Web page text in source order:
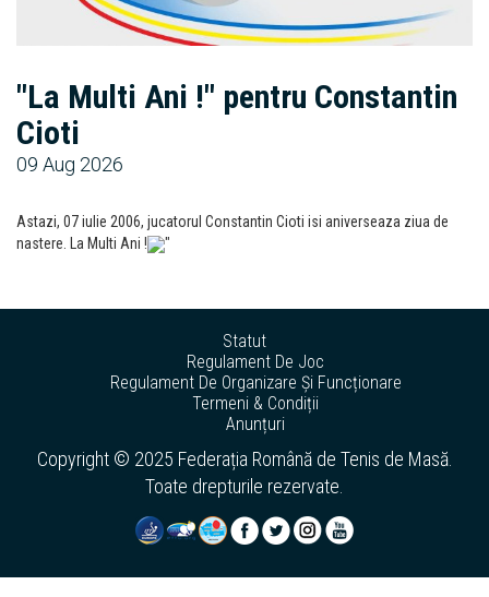
"La Multi Ani !" pentru Constantin
Cioti
09 Aug 2026
Astazi, 07 iulie 2006, jucatorul Constantin Cioti isi aniverseaza ziua de
nastere. La Multi Ani !
"
Statut
Regulament De Joc
Regulament De Organizare Și Funcționare
Termeni & Condiții
Anunțuri
Copyright © 2025 Federația Română de Tenis de Masă.
Toate drepturile rezervate.